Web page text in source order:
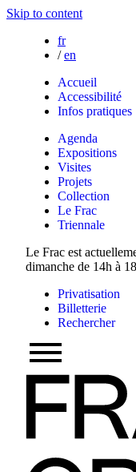
Skip to content
fr
/ en
Accueil
Accessibilité
Infos pratiques
Agenda
Expositions
Visites
Projets
Collection
Le Frac
Triennale
Le Frac est
dimanche de 14h à
Privatisation
Billetterie
Rechercher